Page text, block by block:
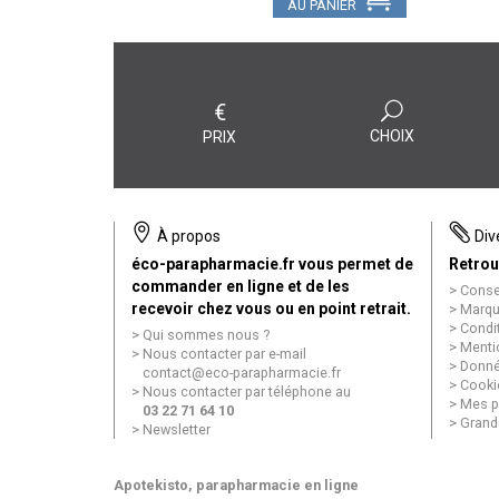
AU PANIER
€
PRIX CHOIX
À propos
éco-parapharmacie.fr vous permet de
commander en ligne et de les
recevoir chez vous ou en point retrait.
Qui sommes nous ?
Nous contacter par e-mail
contact@eco-parapharmacie.fr
Nous contacter par téléphone au
03 22 71 64 10
Newsletter
Mes
Apotekisto, parapharmacie en ligne